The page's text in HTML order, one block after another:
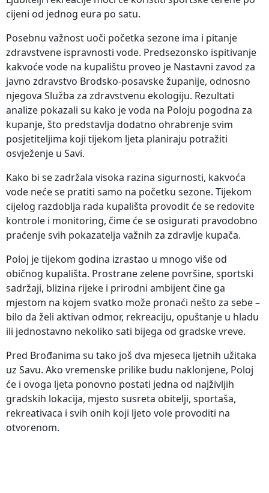
cijeni od jednog eura po satu.
Posebnu važnost uoči početka sezone ima i pitanje
zdravstvene ispravnosti vode. Predsezonsko ispitivanje
kakvoće vode na kupalištu proveo je Nastavni zavod za
javno zdravstvo Brodsko-posavske županije, odnosno
njegova Služba za zdravstvenu ekologiju. Rezultati
analize pokazali su kako je voda na Poloju pogodna za
kupanje, što predstavlja dodatno ohrabrenje svim
posjetiteljima koji tijekom ljeta planiraju potražiti
osvježenje u Savi.
Kako bi se zadržala visoka razina sigurnosti, kakvoća
vode neće se pratiti samo na početku sezone. Tijekom
cijelog razdoblja rada kupališta provodit će se redovite
kontrole i monitoring, čime će se osigurati pravodobno
praćenje svih pokazatelja važnih za zdravlje kupača.
Poloj je tijekom godina izrastao u mnogo više od
običnog kupališta. Prostrane zelene površine, sportski
sadržaji, blizina rijeke i prirodni ambijent čine ga
mjestom na kojem svatko može pronaći nešto za sebe –
bilo da želi aktivan odmor, rekreaciju, opuštanje u hladu
ili jednostavno nekoliko sati bijega od gradske vreve.
Pred Brođanima su tako još dva mjeseca ljetnih užitaka
uz Savu. Ako vremenske prilike budu naklonjene, Poloj
će i ovoga ljeta ponovno postati jedna od najživljih
gradskih lokacija, mjesto susreta obitelji, sportaša,
rekreativaca i svih onih koji ljeto vole provoditi na
otvorenom.